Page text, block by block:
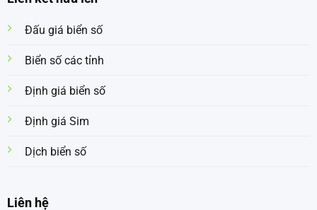
Đấu giá biển số
Biển số các tỉnh
Định giá biển số
Định giá Sim
Dịch biển số
Liên hệ